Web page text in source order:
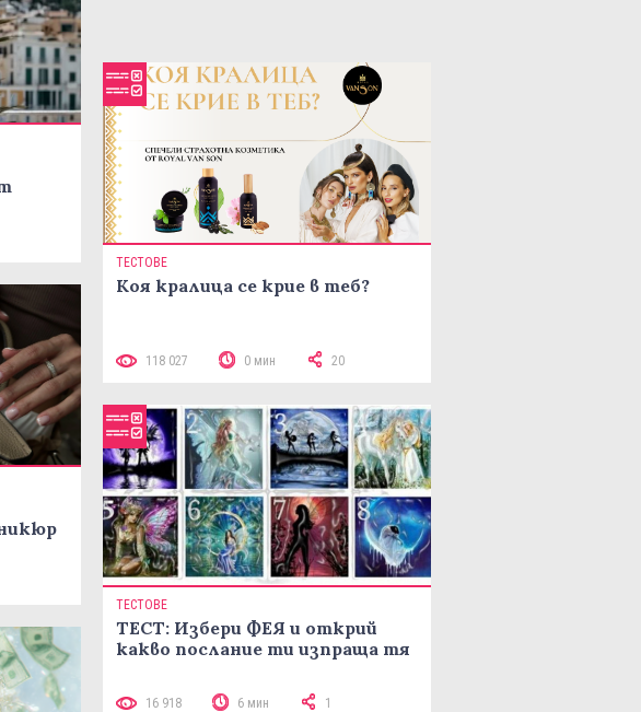
ТЕСТОВЕ
Коя кралица се крие в теб?
118 027 0 мин 20
ТЕСТОВЕ
ТЕСТ: Избери ФЕЯ и открий
какво послание ти изпраща тя
16 918 6 мин 1